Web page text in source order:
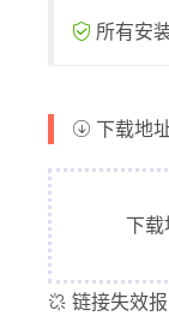
所有安
下载地
下载
链接失效